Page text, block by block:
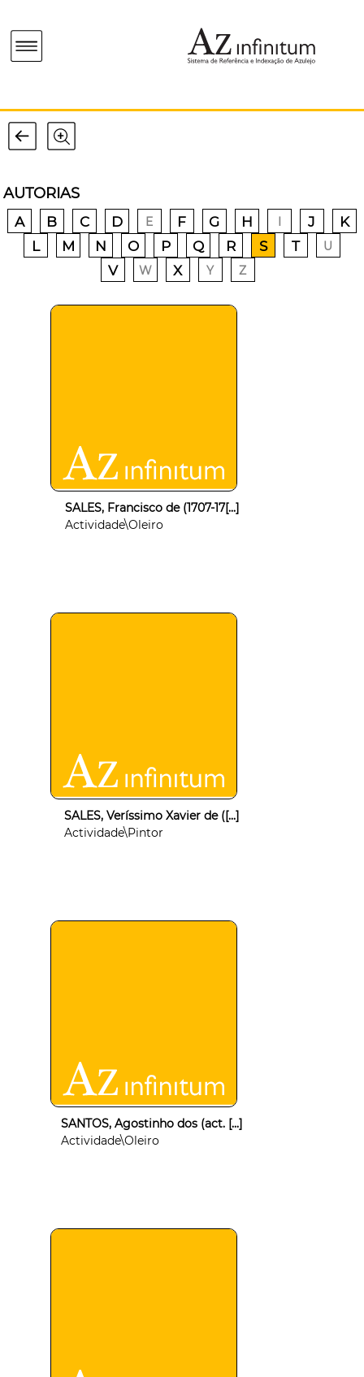
AUTORIAS
A B C D E F G H I J
K
L
M N O P Q R S T U
V W X Y Z
SALES, Francisco de (1707-17[...]
Actividade\Oleiro
SALES, Veríssimo Xavier de ([...]
Actividade\Pintor
SANTOS, Agostinho dos (act. [...]
Actividade\Oleiro